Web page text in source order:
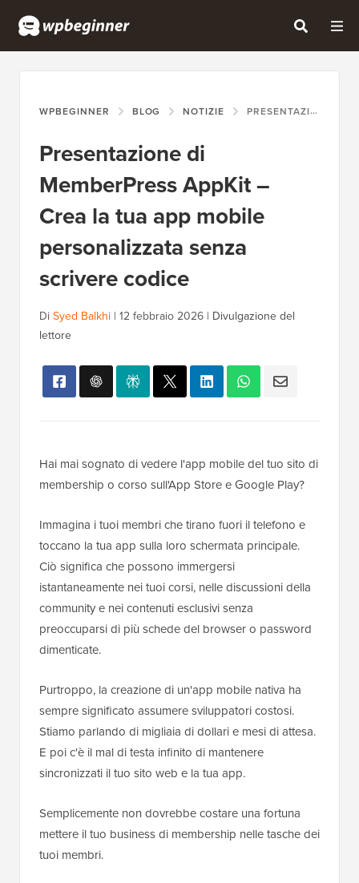
WPBEGINNER BLOG NOTIZIE PRESENTAZIONE DI MEMBERPRESS APPKIT – CREA LA TUA APP MOBILE PERSONALIZZATA SENZA SCRIVERE CODICE
Presentazione di
MemberPress AppKit –
Crea la tua app mobile
personalizzata senza
scrivere codice
DiSyed Balkhi | 12 febbraio 2026 | Divulgazione del
lettore
Hai mai sognato di vedere l'app mobile del tuo sito di
membership o corso sull'App Store e Google Play?
Immagina i tuoi membri che tirano fuori il telefono e
toccano la tua app sulla loro schermata principale.
Ciò significa che possono immergersi
istantaneamente nei tuoi corsi, nelle discussioni della
community e nei contenuti esclusivi senza
preoccuparsi di più schede del browser o password
dimenticate.
Purtroppo, la creazione di un'app mobile nativa ha
sempre significato assumere sviluppatori costosi.
Stiamo parlando di migliaia di dollari e mesi di attesa.
E poi c'è il mal di testa infinito di mantenere
sincronizzati il tuo sito web e la tua app.
Semplicemente non dovrebbe costare una fortuna
mettere il tuo business di membership nelle tasche dei
tuoi membri.